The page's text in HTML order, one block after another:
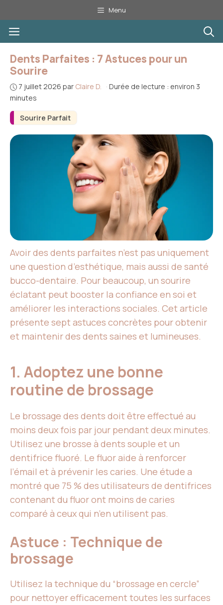
au
contenu
Menu
Menu
Sourire Parfait
Dents Parfaites : 7 Astuces pour un
Sourire
7 juillet 2026 par Claire D. · Durée de lecture : environ 3
minutes
Avoir des dents parfaites n’est pas uniquement
une question d’esthétique, mais aussi de santé
bucco-dentaire. Pour beaucoup, un sourire
éclatant peut booster la confiance en soi et
améliorer les interactions sociales. Cet article
présente sept astuces concrètes pour obtenir
et maintenir des dents saines et lumineuses.
1. Adoptez une bonne
routine de brossage
Le brossage des dents doit être effectué au
moins deux fois par jour pendant deux minutes.
Utilisez une brosse à dents souple et un
dentifrice fluoré. Le fluor aide à renforcer
l’émail et à prévenir les caries. Une étude a
montré que 75 % des utilisateurs de dentifrices
contenant du fluor ont moins de caries
comparé à ceux qui n’en utilisent pas.
Astuce : Technique de
brossage
Utilisez la technique du “brossage en cercle”
pour nettoyer efficacement toutes les surfaces